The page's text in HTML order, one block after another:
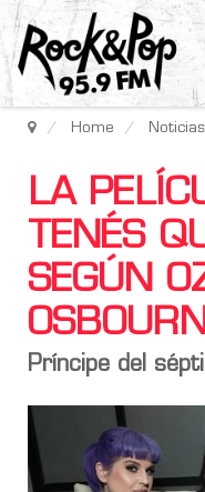
Home Noticias
LA
TENÉS
SEGÚN
Príncipe del